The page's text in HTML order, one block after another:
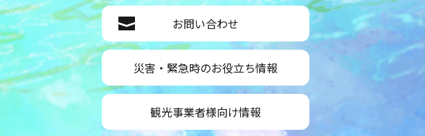
お問い合わせ
災害・緊急時のお役立ち情報
観光事業者様向け情報